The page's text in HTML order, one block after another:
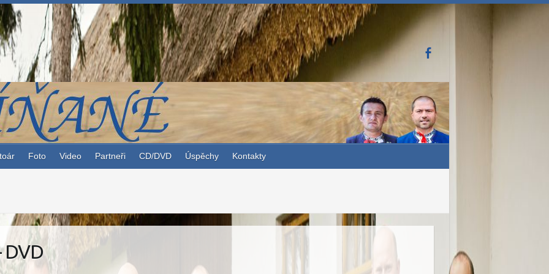
Foto Video Partneři CD/DVD Úspěchy Kontakty
DVD